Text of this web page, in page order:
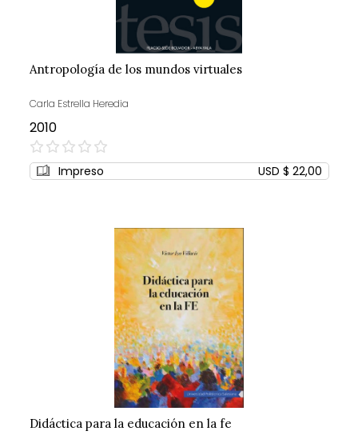
Antropología de los mundos virtuales
Carla Estrella Heredia
2010
0%
Impreso USD $ 22,00
Didáctica para la educación en la fe